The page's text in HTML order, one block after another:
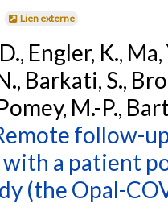
Lien externe
Engler, K.,
Barkati, S.,
M.-P.,
follow-
a patient
(the Opal-